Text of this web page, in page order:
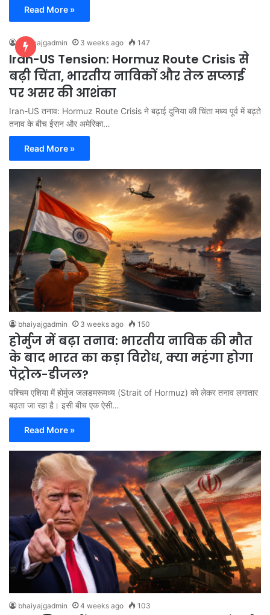
Read More »
bhaiyajgadmin 3 weeks ago 147
Iran-US Tension: Hormuz Route Crisis से
बढ़ी चिंता, भारतीय नाविकों और तेल सप्लाई
पर असर की आशंका
Iran-US तनाव: Hormuz Route Crisis ने बढ़ाई दुनिया की चिंता मध्य पूर्व में बढ़ते
तनाव के बीच ईरान और अमेरिका…
Read More »
bhaiyajgadmin 3 weeks ago 150
होर्मुज में बढ़ा तनाव: भारतीय नाविक की मौत
के बाद भारत का कड़ा विरोध, क्या महंगा होगा
पेट्रोल-डीजल?
पश्चिम एशिया में होर्मुज जलडमरूमध्य (Strait of Hormuz) को लेकर तनाव लगातार
बढ़ता जा रहा है। इसी बीच एक ऐसी…
Read More »
bhaiyajgadmin 4 weeks ago 103